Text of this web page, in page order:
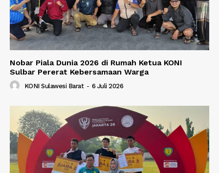
Nobar Piala Dunia 2026 di Rumah Ketua KONI
Sulbar Pererat Kebersamaan Warga
KONI Sulawesi Barat - 6 Juli 2026